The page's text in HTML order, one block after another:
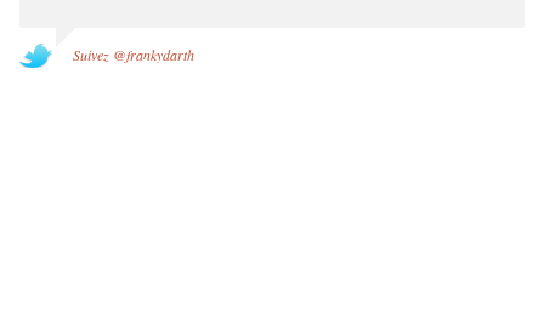
Suivez @frankydarth